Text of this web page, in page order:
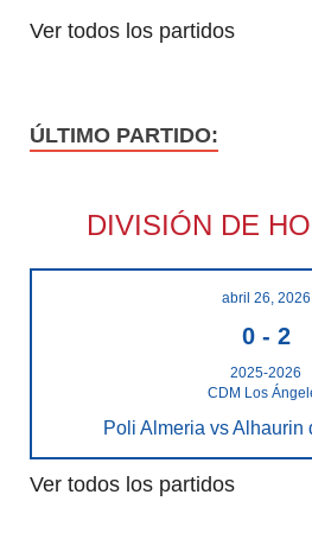
Ver todos los partidos
ÚLTIMO PARTIDO:
DIVISIÓN DE
abril 26, 2026
0- 2
2025-2026
CDM Los
Poli Almeria vs Alhaurin
Ver todos los partidos